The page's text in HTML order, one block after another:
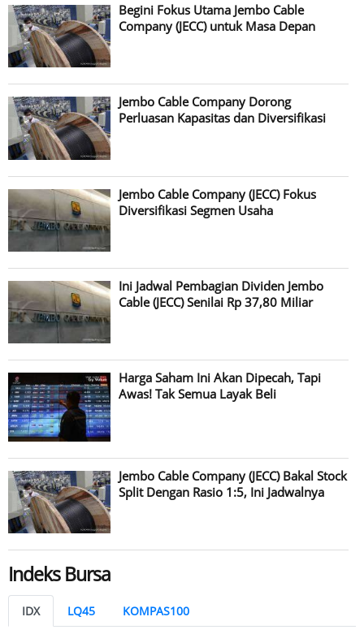
Begini Fokus Utama Jembo Cable
Company (JECC) untuk Masa Depan
Jembo Cable Company Dorong
Perluasan Kapasitas dan Diversifikasi
Jembo Cable Company (JECC) Fokus
Diversifikasi Segmen Usaha
Ini Jadwal Pembagian Dividen Jembo
Cable (JECC) Senilai Rp 37,80 Miliar
Harga Saham Ini Akan Dipecah, Tapi
Awas! Tak Semua Layak Beli
Jembo Cable Company (JECC) Bakal Stock
Split Dengan Rasio 1:5, Ini Jadwalnya
Indeks Bursa
IDX LQ45 KOMPAS100